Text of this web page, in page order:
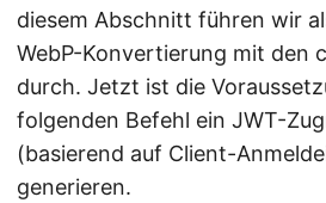
diesem Abschnitt führen wir
WebP-Konvertierung mit den
durch. Jetzt ist die
folgenden Befehl ein JWT-
(basierend auf Client-
generieren.